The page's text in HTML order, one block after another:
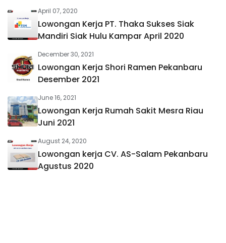
April 07, 2020
Lowongan Kerja PT. Thaka Sukses Siak
Mandiri Siak Hulu Kampar April 2020
December 30, 2021
Lowongan Kerja Shori Ramen Pekanbaru
Desember 2021
June 16, 2021
Lowongan Kerja Rumah Sakit Mesra Riau
Juni 2021
August 24, 2020
Lowongan kerja CV. AS-Salam Pekanbaru
Agustus 2020